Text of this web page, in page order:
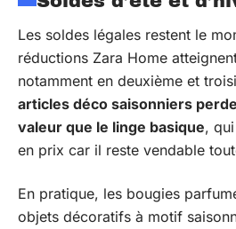
Les soldes légales restent le
réductions Zara Home
notamment en deuxième et
articles déco saisonniers
valeur que le linge basique,
en prix car il reste vendable
En pratique, les bougies
objets décoratifs à motif